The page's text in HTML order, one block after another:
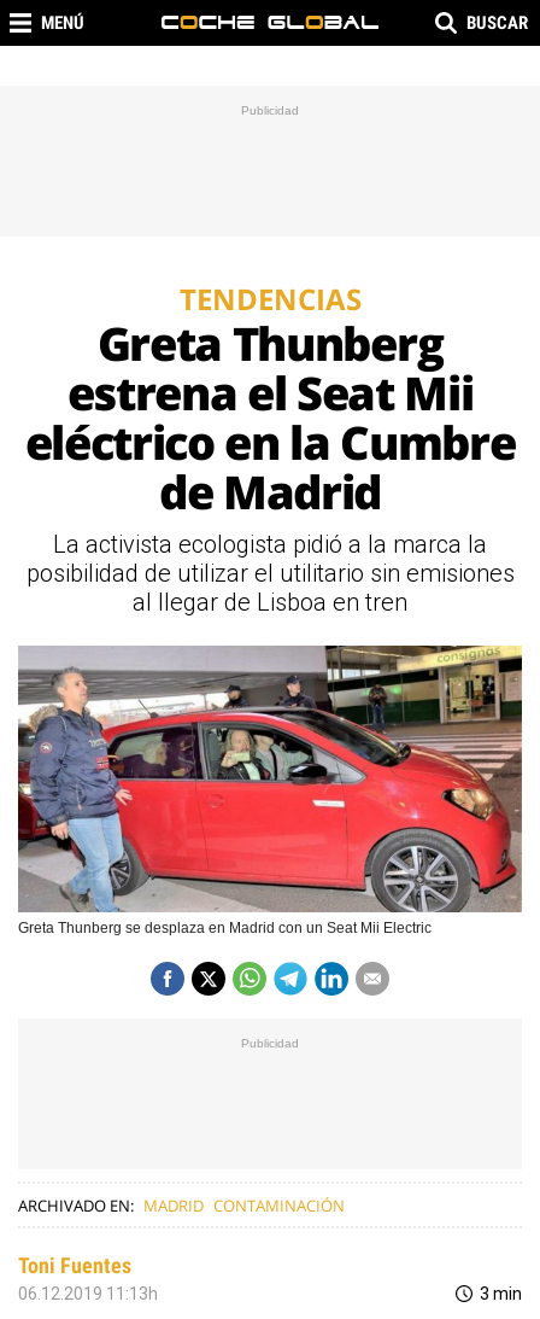
MENÚ BUSCAR
TENDENCIAS
Greta Thunberg
estrena el Seat Mii
eléctrico en la Cumbre
de Madrid
La activista ecologista pidió a la marca la
posibilidad de utilizar el utilitario sin emisiones
al llegar de Lisboa en tren
Greta Thunberg se desplaza en Madrid con un Seat Mii Electric
ARCHIVADO EN: MADRID CONTAMINACIÓN
Toni Fuentes
06.12.2019 11:13h 3 min